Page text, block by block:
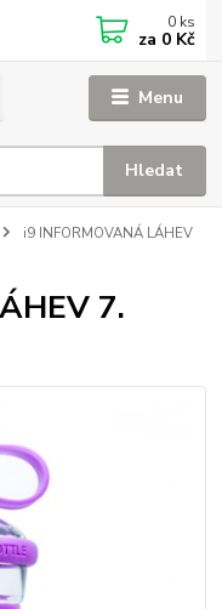
Menu
Hledat
0 ks
za 0 Kč
i9 INFORMOVANÁ LÁHEV
7.